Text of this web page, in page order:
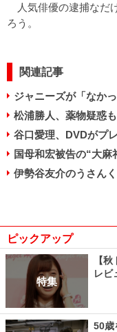
人気俳優の逮捕なだ
ろう。
関連記事
ジャニーズが「なか
松浦勝人、薬物疑惑
谷口愛理、DVDがプ
国母和宏被告の“大麻
伊勢谷友介のうさん
ピックアップ
特集
【
レビ
50歳